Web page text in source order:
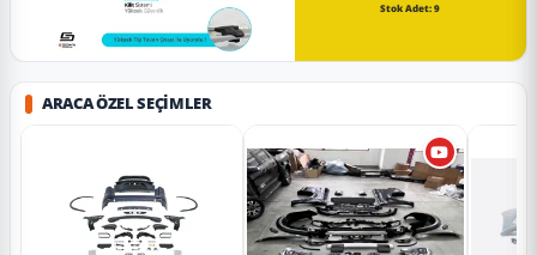
Stok Adet: 9
ARACA ÖZEL SEÇIMLER